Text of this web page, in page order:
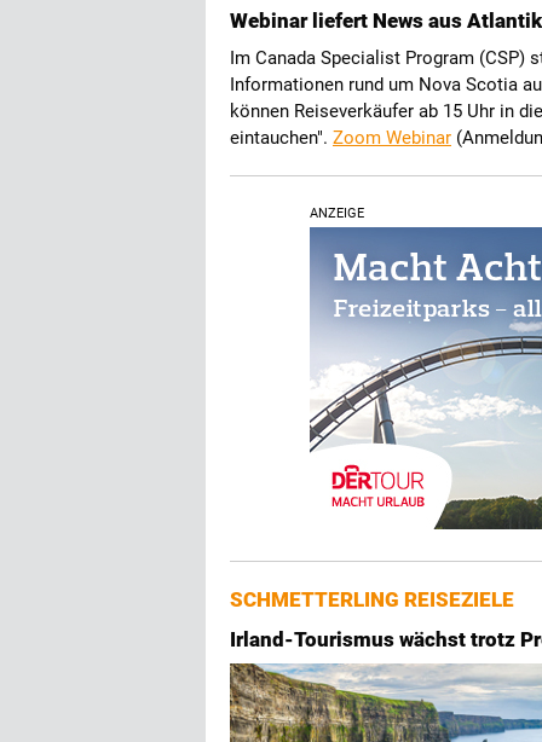
Webinar liefert News aus
Im Canada Specialist Program (CSP)
Informationen rund um Nova Scotia
können Reiseverkäufer ab 15 Uhr in
eintauchen". Zoom Webinar
ANZEIGE
SCHMETTERLING REISEZIELE
Irland-Tourismus wächst trotz